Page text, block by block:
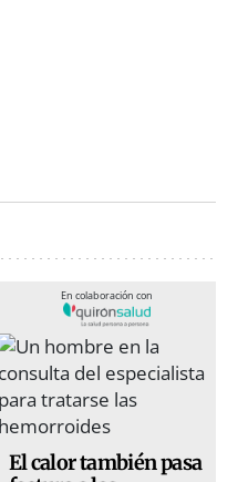
En colaboración con
El calor también pasa